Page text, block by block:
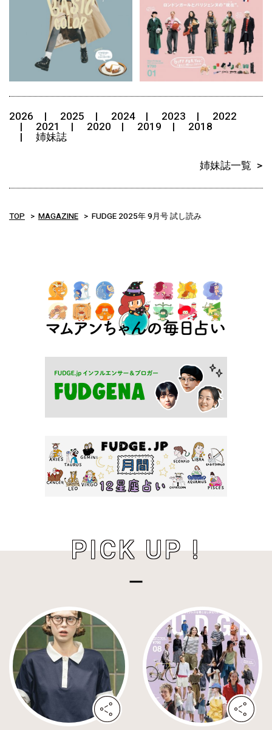
2026 2025 2024 2023 2022
2021 2020 2019 2018
姉妹誌
姉妹誌一覧
TOP MAGAZINE FUDGE 2025年 9月号 試し読み
PICK UP !